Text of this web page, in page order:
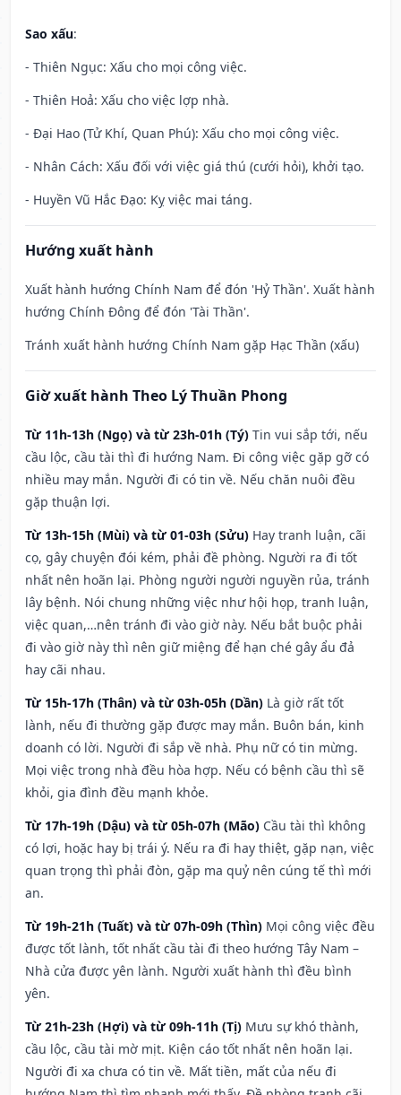
Sao xấu:
- Thiên Ngục: Xấu cho mọi công việc.
- Thiên Hoả: Xấu cho việc lợp nhà.
- Đại Hao (Tử Khí, Quan Phú): Xấu cho mọi công việc.
- Nhân Cách: Xấu đối với việc giá thú (cưới hỏi), khởi tạo.
- Huyền Vũ Hắc Đạo: Kỵ việc mai táng.
Hướng xuất hành
Xuất hành hướng Chính Nam để đón 'Hỷ Thần'. Xuất hành
hướng Chính Đông để đón 'Tài Thần'.
Tránh xuất hành hướng Chính Nam gặp Hạc Thần (xấu)
Giờ xuất hành Theo Lý Thuần Phong
Từ 11h-13h (Ngọ) và từ 23h-01h (Tý) Tin vui sắp tới, nếu
cầu lộc, cầu tài thì đi hướng Nam. Đi công việc gặp gỡ có
nhiều may mắn. Người đi có tin về. Nếu chăn nuôi đều
gặp thuận lợi.
Từ 13h-15h (Mùi) và từ 01-03h (Sửu) Hay tranh luận, cãi
cọ, gây chuyện đói kém, phải đề phòng. Người ra đi tốt
nhất nên hoãn lại. Phòng người người nguyền rủa, tránh
lây bệnh. Nói chung những việc như hội họp, tranh luận,
việc quan,…nên tránh đi vào giờ này. Nếu bắt buộc phải
đi vào giờ này thì nên giữ miệng để hạn ché gây ẩu đả
hay cãi nhau.
Từ 15h-17h (Thân) và từ 03h-05h (Dần) Là giờ rất tốt
lành, nếu đi thường gặp được may mắn. Buôn bán, kinh
doanh có lời. Người đi sắp về nhà. Phụ nữ có tin mừng.
Mọi việc trong nhà đều hòa hợp. Nếu có bệnh cầu thì sẽ
khỏi, gia đình đều mạnh khỏe.
Từ 17h-19h (Dậu) và từ 05h-07h (Mão) Cầu tài thì không
có lợi, hoặc hay bị trái ý. Nếu ra đi hay thiệt, gặp nạn, việc
quan trọng thì phải đòn, gặp ma quỷ nên cúng tế thì mới
an.
Từ 19h-21h (Tuất) và từ 07h-09h (Thìn) Mọi công việc đều
được tốt lành, tốt nhất cầu tài đi theo hướng Tây Nam –
Nhà cửa được yên lành. Người xuất hành thì đều bình
yên.
Từ 21h-23h (Hợi) và từ 09h-11h (Tị) Mưu sự khó thành,
cầu lộc, cầu tài mờ mịt. Kiện cáo tốt nhất nên hoãn lại.
Người đi xa chưa có tin về. Mất tiền, mất của nếu đi